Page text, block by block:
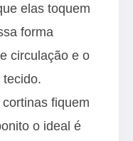
elas toquem
forma
circulação e o
fiquem
o ideal é